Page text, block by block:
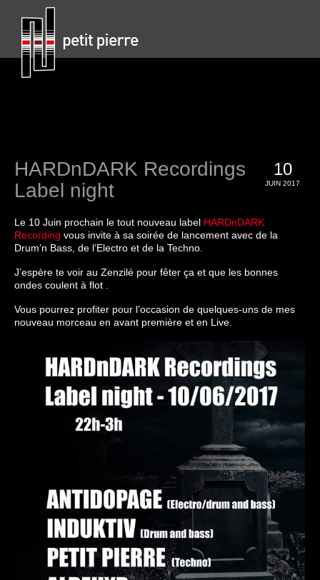
10
JUIN 2017
HARDnDARK Recordings
Label night
Le 10 Juin prochain le tout nouveau label HARDnDARK
Recording vous invite à sa soirée de lancement avec de la
Drum’n Bass, de l’Electro et de la Techno.
J’espère te voir au Zenzilé pour fêter ça et que les bonnes
ondes coulent à flot .
Vous pourrez profiter pour l’occasion de quelques-uns de mes
nouveau morceau en avant première et en Live.